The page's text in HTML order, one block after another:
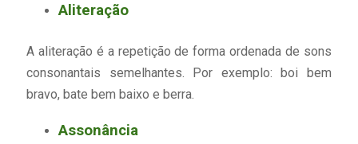
Aliteração
A aliteração é a repetição de forma ordenada de sons
consonantais semelhantes. Por exemplo: boi bem
bravo, bate bem baixo e berra.
Assonância